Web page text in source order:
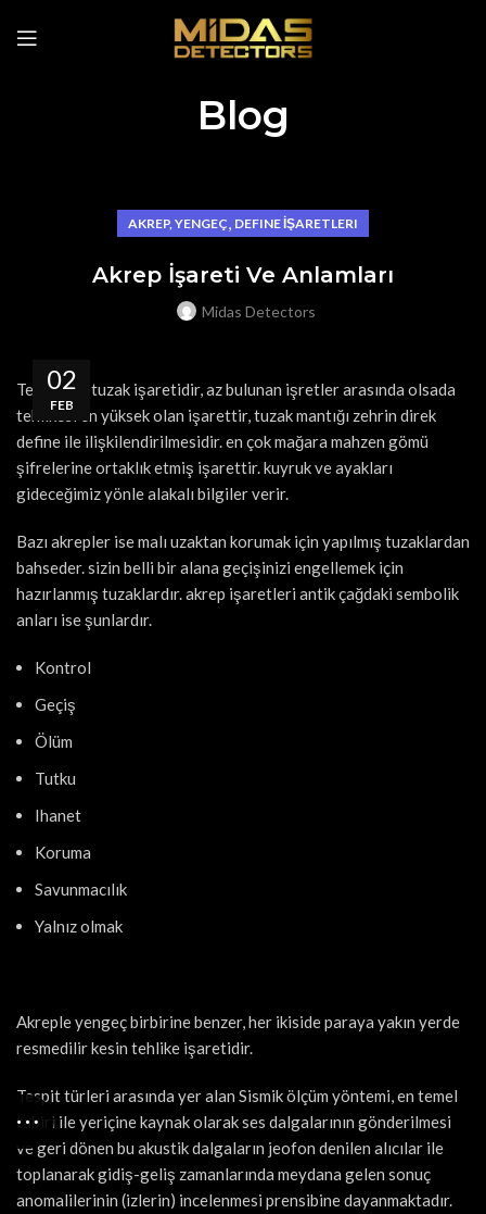
Blog
AKREP, YENGEÇ, DEFINE İŞARETLERI
Akrep İşareti Ve Anlamları
Midas Detectors
02
FEB
Tehlike ve tuzak işaretidir, az bulunan işretler arasında olsada
tehlikesi en yüksek olan işarettir, tuzak mantığı zehrin direk
define ile ilişkilendirilmesidir. en çok mağara mahzen gömü
şifrelerine ortaklık etmiş işarettir. kuyruk ve ayakları
gideceğimiz yönle alakalı bilgiler verir.
Bazı akrepler ise malı uzaktan korumak için yapılmış tuzaklardan
bahseder. sizin belli bir alana geçişinizi engellemek için
hazırlanmış tuzaklardır. akrep işaretleri antik çağdaki sembolik
anları ise şunlardır.
Kontrol
Geçiş
Ölüm
Tutku
Ihanet
Koruma
Savunmacılık
Yalnız olmak
Akreple yengeç birbirine benzer, her ikiside paraya yakın yerde
resmedilir kesin tehlike işaretidir.
Tespit türleri arasında yer alan Sismik ölçüm yöntemi, en temel
tabiri ile yeriçine kaynak olarak ses dalgalarının gönderilmesi
ve geri dönen bu akustik dalgaların jeofon denilen alıcılar ile
toplanarak gidiş-geliş zamanlarında meydana gelen sonuç
anomalilerinin (izlerin) incelenmesi prensibine dayanmaktadır.